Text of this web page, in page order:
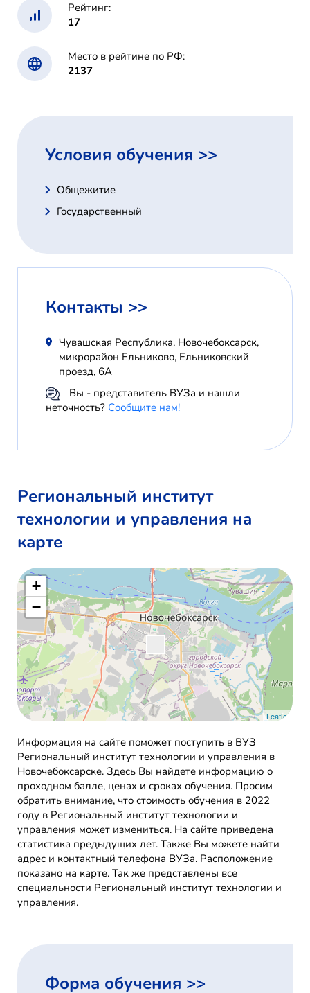
Рейтинг:
17
Место в рейтине по РФ:
2137
Условия обучения >>
Общежитие
Государственный
Контакты >>
Чувашская Республика, Новочебоксарск,
микрорайон Ельниково, Ельниковский
проезд, 6А
Вы - представитель ВУЗа и нашли
неточность? Сообщите нам!
Региональный институт
технологии и управления на
карте
+
−
Leaflet
Информация на сайте поможет поступить в ВУЗ
Региональный институт технологии и управления в
Новочебоксарске. Здесь Вы найдете информацию о
проходном балле, ценах и сроках обучения. Просим
обратить внимание, что стоимость обучения в 2022
году в Региональный институт технологии и
управления может измениться. На сайте приведена
статистика предыдущих лет. Также Вы можете найти
адрес и контактный телефона ВУЗа. Расположение
показано на карте. Так же представлены все
специальности Региональный институт технологии и
управления.
Форма обучения >>